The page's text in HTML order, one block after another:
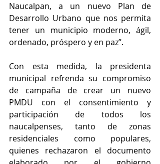
Naucalpan, a un nuevo Plan de
Desarrollo Urbano que nos permita
tener un municipio moderno, ágil,
ordenado, próspero y en paz”.
Con esta medida, la presidenta
municipal refrenda su compromiso
de campaña de crear un nuevo
PMDU con el consentimiento y
participación de todos los
naucalpenses, tanto de zonas
residenciales como populares,
quienes rechazaron el documento